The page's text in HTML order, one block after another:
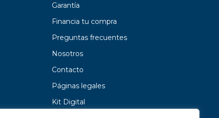
Garantía
Financia tu compra
Preguntas frecuentes
Nosotros
Contacto
Páginas legales
Kit Digital